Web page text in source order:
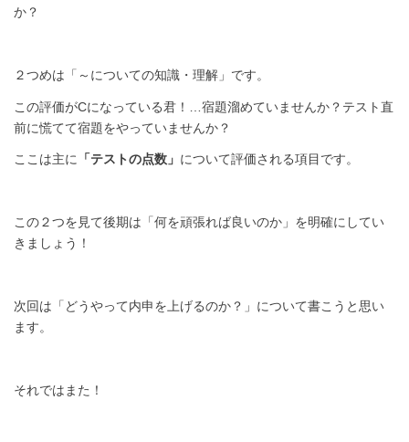
か？
２つめは「～についての知識・理解」です。
この評価がCになっている君！…宿題溜めていませんか？テスト直
前に慌てて宿題をやっていませんか？
ここは主に 「テストの点数」 について評価される項目です。
この２つを見て後期は「何を頑張れば良いのか」を明確にしてい
きましょう！
次回は「どうやって内申を上げるのか？」について書こうと思い
ます。
それではまた！